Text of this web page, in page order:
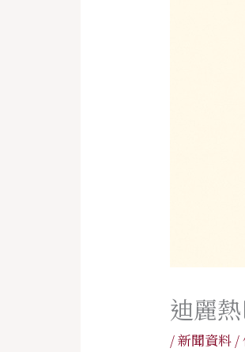
迪麗
/新聞資料 /